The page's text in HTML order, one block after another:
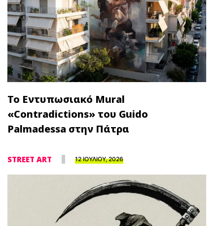
Το Εντυπωσιακό Mural
«Contradictions» του Guido
Palmadessa στην Πάτρα
STREET ART 12 ΙΟΥΛΙΟΥ, 2026